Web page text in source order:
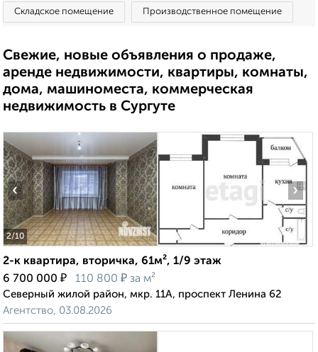
Складское помещение Производственное помещение
Свежие, новые объявления о продаже,
аренде недвижимости, квартиры, комнаты,
дома, машиноместа, коммерческая
недвижимость в Сургуте
2/10
‹ ›
2-к квартира, вторичка, 61м², 1/9 этаж
6 700 000 ₽ 110 800 ₽ за м²
Северный жилой район, мкр. 11А, проспект Ленина 62
Агентство, 03.08.2026